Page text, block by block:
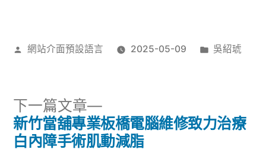
作
網站介面預設語言 2025-05-09
分
吳紹琥
文
下一篇文章
下
一
篇
新竹當舖專業板橋電腦維修致力治療
白內障手術肌動減脂